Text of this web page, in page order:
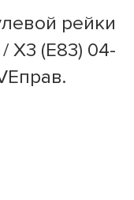
рейки
X3 (E83) 04-